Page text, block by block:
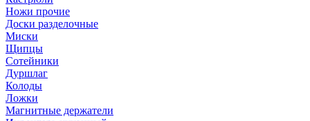
Ножи прочие
Доски разделочные
Миски
Щипцы
Сотейники
Дуршлаг
Колоды
Ложки
Магнитные держатели